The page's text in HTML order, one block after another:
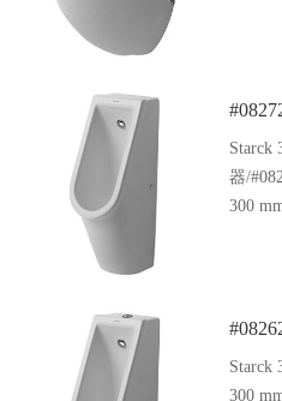
Starck
器/
300
Starck
300